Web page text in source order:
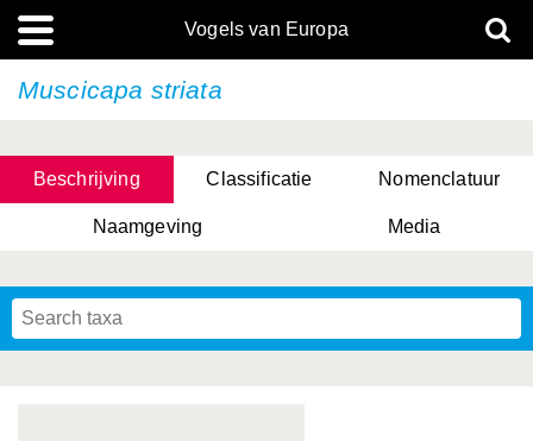
Vogels van Europa
Muscicapa striata
Beschrijving Classificatie Nomenclatuur
Naamgeving Media